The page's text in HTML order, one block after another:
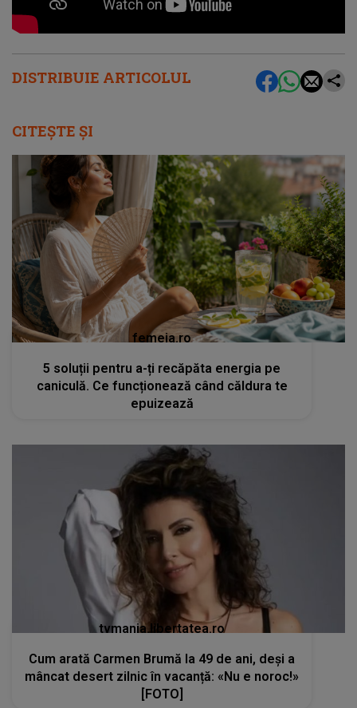
DISTRIBUIE ARTICOLUL
CITEȘTE ȘI
femeia.ro
5 soluții pentru a-ți recăpăta energia pe
caniculă. Ce funcționează când căldura te
epuizează
tvmania.libertatea.ro
Cum arată Carmen Brumă la 49 de ani, deși a
mâncat desert zilnic în vacanță: «Nu e noroc!»
[FOTO]